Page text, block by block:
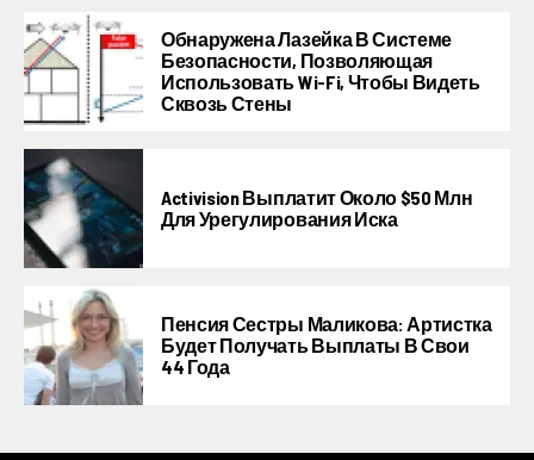
Обнаружена Лазейка В Системе
Безопасности, Позволяющая
Использовать Wi-Fi, Чтобы Видеть
Сквозь Стены
Activision Выплатит Около $50 Млн
Для Урегулирования Иска
Пенсия Сестры Маликова: Артистка
Будет Получать Выплаты В Свои
44 Года